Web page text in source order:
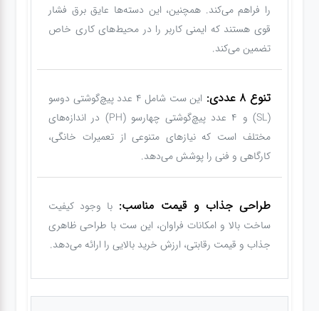
را فراهم می‌کند. همچنین، این دسته‌ها عایق برق فشار
قوی هستند که ایمنی کاربر را در محیط‌های کاری خاص
تضمین می‌کند.
تنوع 8 عددی:
این ست شامل 4 عدد پیچ‌گوشتی دوسو
(SL) و 4 عدد پیچ‌گوشتی چهارسو (PH) در اندازه‌های
مختلف است که نیازهای متنوعی از تعمیرات خانگی،
کارگاهی و فنی را پوشش می‌دهد.
طراحی جذاب و قیمت مناسب: با وجود کیفیت
ساخت بالا و امکانات فراوان، این ست با طراحی ظاهری
جذاب و قیمت رقابتی، ارزش خرید بالایی را ارائه می‌دهد.